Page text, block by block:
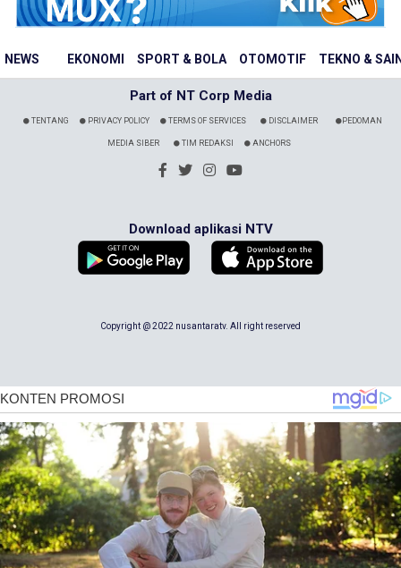
NEWS EKONOMI SPORT & BOLA OTOMOTIF TEKNO &
Part of NT Corp Media
TENTANG PRIVACY POLICY TERMS OF SERVICES DISCLAIMER PEDOMAN
MEDIA SIBER TIM REDAKSI ANCHORS
Download aplikasi NTV
Copyright @ 2022 nusantaratv. All right reserved